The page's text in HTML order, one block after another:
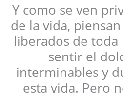
Y como se ven
de la vida,
liberados de
sentir el
interminables y
esta vida. Pero